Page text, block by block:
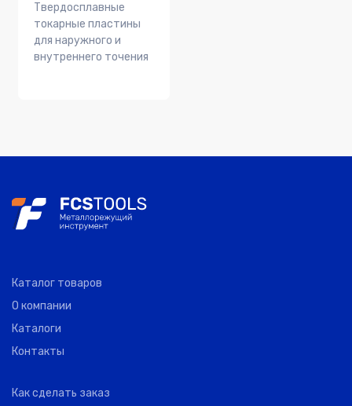
Твердосплавные
токарные пластины
для наружного и
внутреннего точения
Каталог товаров
О компании
Каталоги
Контакты
Как сделать заказ